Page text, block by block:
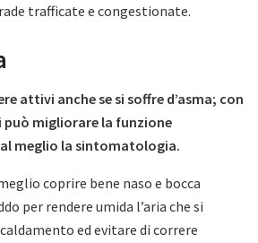
trafficate e congestionate.
attivi anche se si soffre d’asma; con
migliorare la funzione
meglio la sintomatologia.
coprire bene naso e bocca
per rendere umida l’aria che si
ed evitare di correre